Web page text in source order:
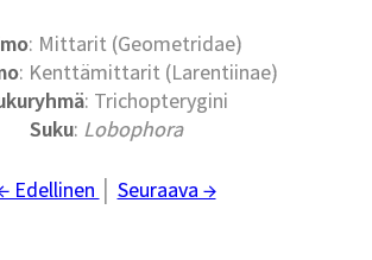
: Mittarit (Geometridae)
: Kenttämittarit (Larentiinae)
: Trichopterygini
Suku: Lobophora
Edellinen Seuraava →